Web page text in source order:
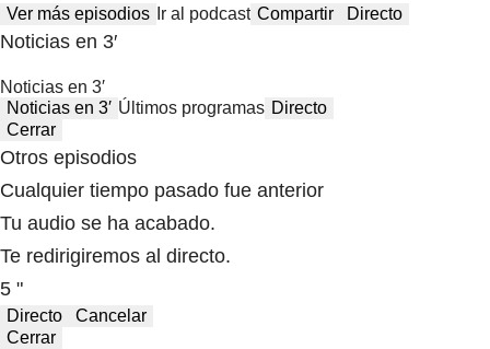
Ver más episodios Ir al podcast Compartir Directo
Noticias en 3′
Noticias en 3′
Noticias en 3′ Últimos programas Directo
Cerrar
Otros episodios
Cualquier tiempo pasado fue anterior
Tu audio se ha acabado.
Te redirigiremos al directo.
5 "
Directo
Cancelar
Cerrar